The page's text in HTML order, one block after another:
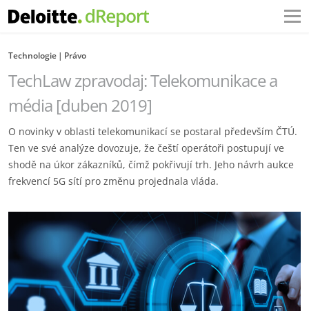
Technologie Právo
TechLaw zpravodaj: Telekomunikace a
média [duben 2019]
O novinky v oblasti telekomunikací se postaral především ČTÚ.
Ten ve své analýze dovozuje, že čeští operátoři postupují ve
shodě na úkor zákazníků, čímž pokřivují trh. Jeho návrh aukce
frekvencí 5G sítí pro změnu projednala vláda.